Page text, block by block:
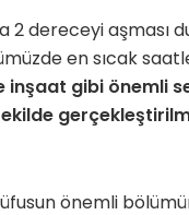
2 dereceyi aşması
en sıcak
inşaat gibi önemli
önemli